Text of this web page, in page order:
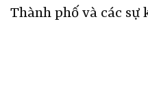
Thành phố và các sự